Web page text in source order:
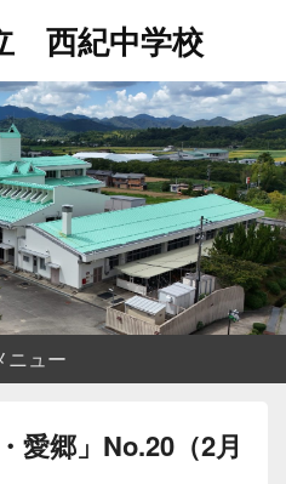
西紀中学校
ニュー
愛郷」No.20（2月